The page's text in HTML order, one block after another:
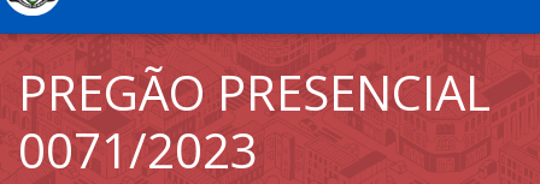
PREGÃO PRESENCIAL
0071/2023